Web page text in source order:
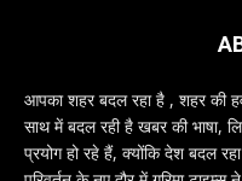
आपका शहर बदल रहा है , शहर की
साथ में बदल रही है खबर की भाषा,
प्रयोग हो रहे हैं, क्योंकि देश बदल